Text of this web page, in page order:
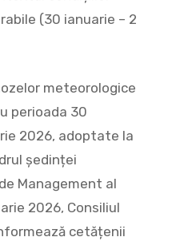
(30 ianuarie – 2
meteorologice
perioada 30
2026, adoptate la
ședinței
Management al
2026, Consiliul
cetățenii